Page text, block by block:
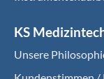
KS
Unsere